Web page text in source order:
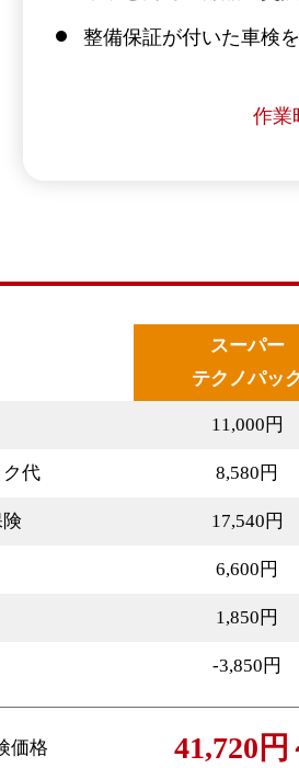
整備保証が付いた車検
作業
スーパー
テクノパッ
11,000円
代 8,580円
険 17,540円
6,600円
1,850円
-3,850円
価格 41,720円